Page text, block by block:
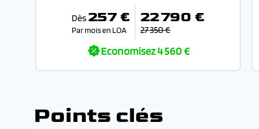
Dès 257 €
Par mois en LOA
22 790 €
27 350 €
Economisez4 560 €
Points clés